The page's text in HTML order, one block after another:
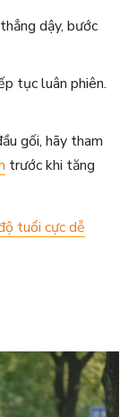
dậy, bước
tục luân phiên.
gối, hãy tham
trước khi tăng
tuổi cực dễ